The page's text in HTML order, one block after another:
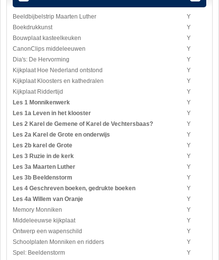
Beeldbijbelstrip Maarten Luther
Y
Boekdrukkunst
Y
Bouwplaat kasteelkeuken
Y
CanonClips middeleeuwen
Y
Dia's: De Hervorming
Y
Kijkplaat Hoe Nederland ontstond
Y
Kijkplaat Kloosters en kathedralen
Y
Kijkplaat Riddertijd
Y
Les 1 Monnikenwerk
Y
Les 1a Leven in het klooster
Y
Les 2 Karel de Gemene of Karel de Vechtersbaas?
Y
Les 2a Karel de Grote en onderwijs
Y
Les 2b karel de Grote
Y
Les 3 Ruzie in de kerk
Y
Les 3a Maarten Luther
Y
Les 3b Beeldenstorm
Y
Les 4 Geschreven boeken, gedrukte boeken
Y
Les 4a Willem van Oranje
Y
Memory Monniken
Y
Middeleeuwse kijkplaat
Y
Ontwerp een wapenschild
Y
Schoolplaten Monniken en ridders
Y
Spel: Beeldenstorm
Y